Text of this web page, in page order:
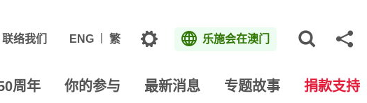
联络我们 ENG 繁 主题 乐施会在澳门
周年 你的参与 最新消息 专题故事 捐款支持